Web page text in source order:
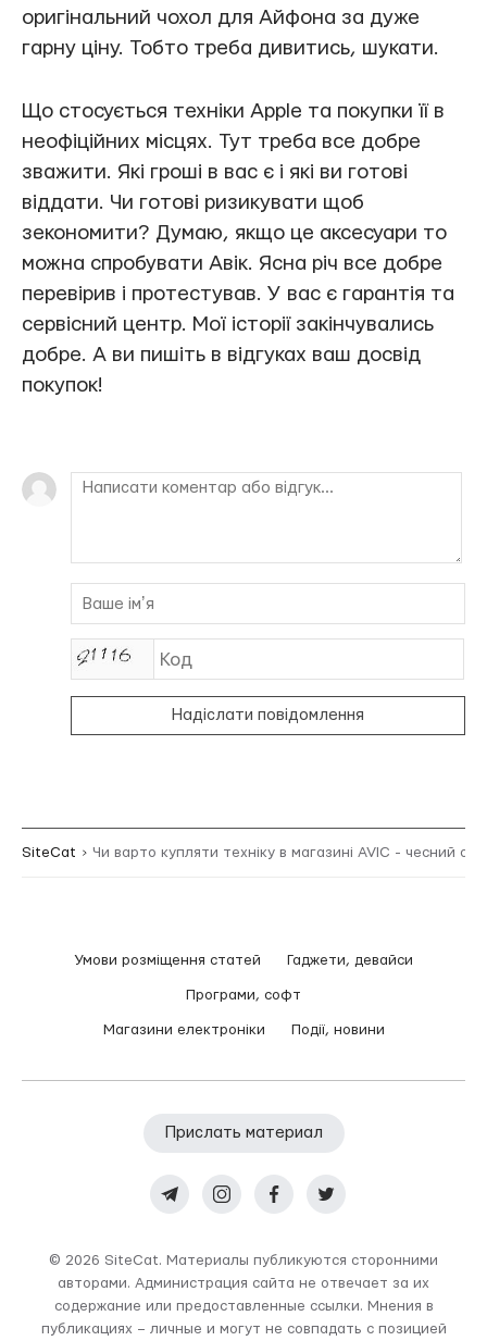
оригінальний чохол для Айфона за дуже
гарну ціну. Тобто треба дивитись, шукати.
Що стосується техніки Apple та покупки її в
неофіційних місцях. Тут треба все добре
зважити. Які гроші в вас є і які ви готові
віддати. Чи готові ризикувати щоб
зекономити? Думаю, якщо це аксесуари то
можна спробувати Авік. Ясна річ все добре
перевірив і протестував. У вас є гарантія та
сервісний центр. Мої історії закінчувались
добре. А ви пишіть в відгуках ваш досвід
покупок!
Надіслати повідомлення
SiteCat Чи варто купляти техніку в магазині AVIC - чесний
Умови розміщення статей Гаджети, девайси
Програми, софт
Магазини електроніки Події, новини
Прислать материал
© 2026 SiteCat. Материалы публикуются сторонними
авторами. Администрация сайта не отвечает за их
содержание или предоставленные ссылки. Мнения в
публикациях – личные и могут не совпадать с позицией